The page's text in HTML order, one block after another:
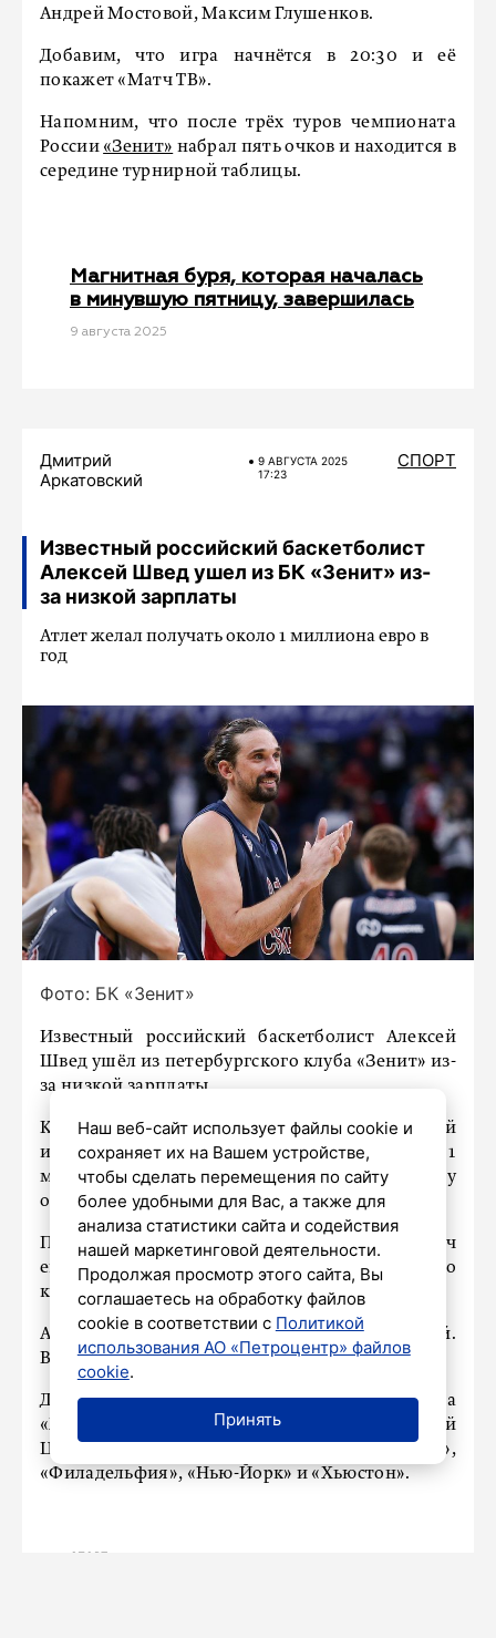
Андрей Мостовой, Максим Глушенков.
Добавим, что игра начнётся в 20:30 и её
покажет «Матч ТВ».
Напомним, что после трёх туров чемпионата
России «Зенит» набрал пять очков и находится в
середине турнирной таблицы.
Магнитная буря, которая началась
в минувшую пятницу, завершилась
9 августа 2025
Дмитрий
Аркатовский
9 АВГУСТА 2025
17:23
СПОРТ
‎Известный российский баскетболист
Алексей Швед ушел из БК «Зенит» из-
за низкой зарплаты
Атлет желал получать около 1 миллиона евро в
год
Фото: БК «Зенит»
‎Известный российский баскетболист Алексей
Швед ушёл из петербургского клуба «Зенит» из-
за низкой зарплаты.
Как сообщает «Матч ТВ» со ссылкой на свой
источник, атлет желал получать около 1
миллиона евро в год. «Зенит» же предлагал ему
около 200 тысяч евро за год.
Потом Швец снизил свои запросы до 600 тысяч
евро в год. Но и таких денег у петербургского
клуба для него не нашлось.
Алексей Швед перешёл в «Зенит» этой зимой.
Всего в его составе он сыграл 33 матча.
Добавим, что Алексей Швед ранее выступал за
«Химки» из Московской области и столичный
ЦСКА, а также за клубы НБА «Миннесота»,
«Филадельфия», «Нью-Йорк» и «Хьюстон».
СПОРТ
Наш веб-сайт использует файлы cookie и
сохраняет их на Вашем устройстве,
чтобы сделать перемещения по сайту
более удобными для Вас, а также для
анализа статистики сайта и содействия
нашей маркетинговой деятельности.
Продолжая просмотр этого сайта, Вы
соглашаетесь на обработку файлов
cookie в соответствии с Политикой
использования АО «Петроцентр» файлов
cookie.
Принять